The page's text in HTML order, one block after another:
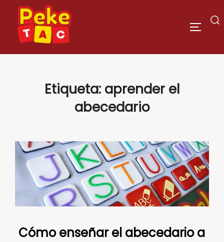
Saltar
contenido
Buscar:
Etiqueta: aprender el
abecedario
Cómo enseñar el abecedario a